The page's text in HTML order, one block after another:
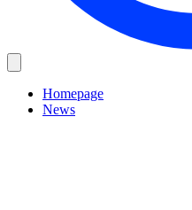
Homepage
News